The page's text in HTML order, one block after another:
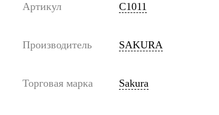
Артикул C1011
Производитель SAKURA
Торговая марка Sakura